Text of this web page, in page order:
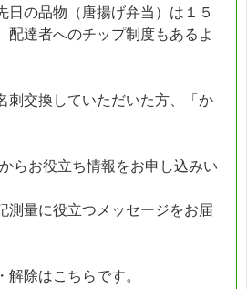
日の品物（唐揚げ弁当）は１５
配達者へのチップ制度もあるよ
交換していただいた方、「か
らお役立ち情報をお申し込みい
測量に役立つメッセージをお届
解除はこちらです。